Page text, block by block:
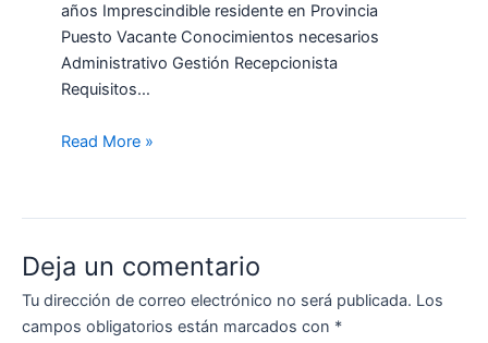
años Imprescindible residente en Provincia
Puesto Vacante Conocimientos necesarios
Administrativo Gestión Recepcionista
Requisitos…
Read More »
Deja un comentario
Tu dirección de correo electrónico no será publicada. Los
campos obligatorios están marcados con *